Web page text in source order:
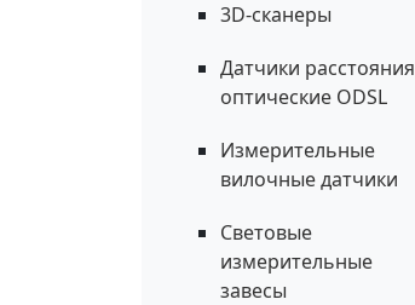
3D-сканеры
Датчики расстояния
оптические ODSL
Измерительные
вилочные датчики
Световые
измерительные
завесы